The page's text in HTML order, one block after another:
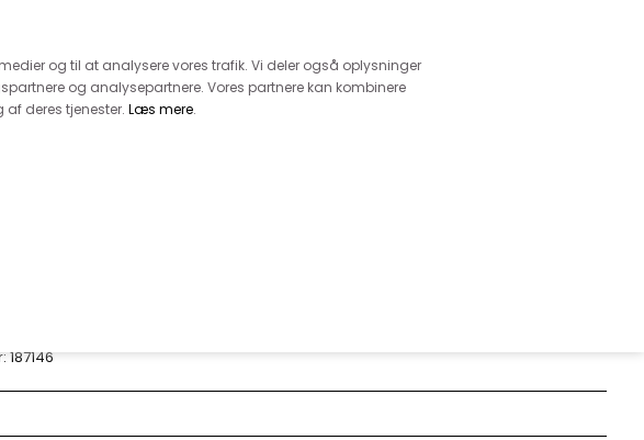
og til at analysere vores trafik. Vi deler også oplysninger
og analysepartnere. Vores partnere kan kombinere
deres tjenester. Læs mere.
187146